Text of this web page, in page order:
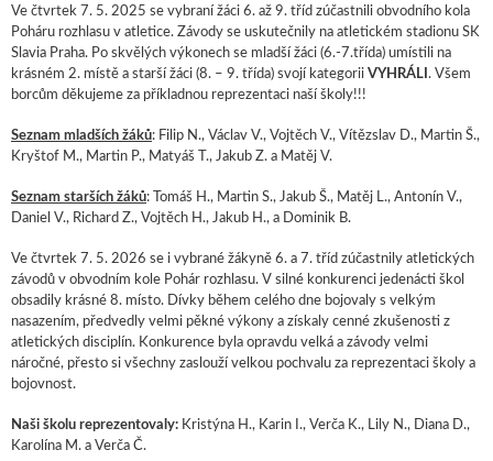
Ve čtvrtek 7. 5. 2025 se vybraní žáci 6. až 9. tříd zúčastnili obvodního kola
Poháru rozhlasu v atletice. Závody se uskutečnily na atletickém stadionu SK
Slavia Praha. Po skvělých výkonech se mladší žáci (6.-7.třída) umístili na
krásném 2. místě a starší žáci (8. – 9. třída) svojí kategorii VYHRÁLI . Všem
borcům děkujeme za příkladnou reprezentaci naší školy!!!
Seznam mladších žáků: Filip N., Václav V., Vojtěch V., Vítězslav D., Martin Š.,
Kryštof M., Martin P., Matyáš T., Jakub Z. a Matěj V.
Seznam starších žáků: Tomáš H., Martin S., Jakub Š., Matěj L., Antonín V.,
Daniel V., Richard Z., Vojtěch H., Jakub H., a Dominik B.
Ve čtvrtek 7. 5. 2026 se i vybrané žákyně 6. a 7. tříd zúčastnily atletických
závodů v obvodním kole Pohár rozhlasu. V silné konkurenci jedenácti škol
obsadily krásné 8. místo. Dívky během celého dne bojovaly s velkým
nasazením, předvedly velmi pěkné výkony a získaly cenné zkušenosti z
atletických disciplín. Konkurence byla opravdu velká a závody velmi
náročné, přesto si všechny zaslouží velkou pochvalu za reprezentaci školy a
bojovnost.
Naši školu reprezentovaly: Kristýna H., Karin I., Verča K., Lily N., Diana D.,
Karolína M. a Verča Č.